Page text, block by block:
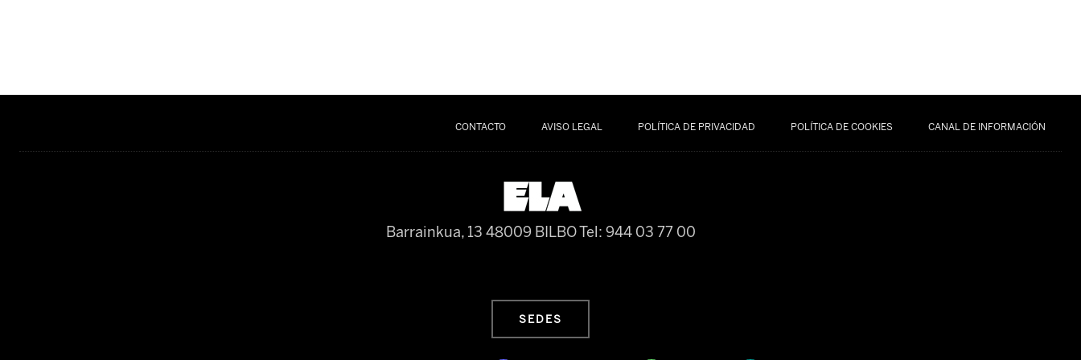
CONTACTO AVISO LEGAL POLÍTICA DE PRIVACIDAD POLÍTICA DE COOKIES CANAL DE INFORMACIÓN
Barrainkua, 13 48009 BILBOTel: 944 03 77 00
SEDES